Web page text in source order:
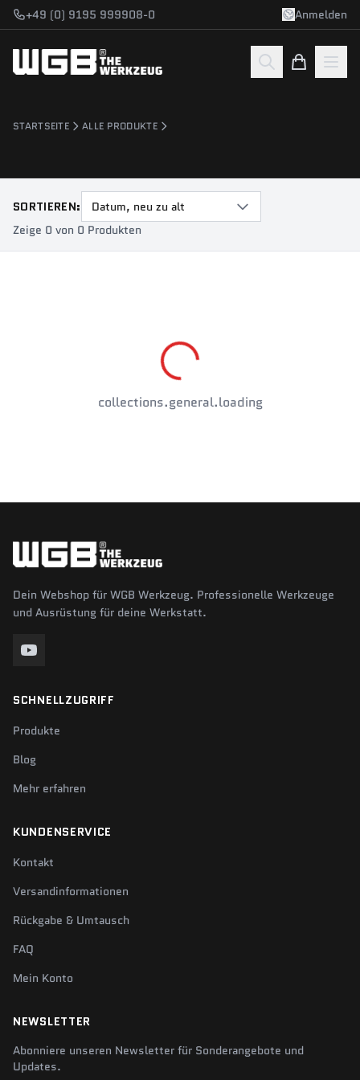
Zum Hauptinhalt springen
+49 (0) 9195 999908-0 Anmelden
STARTSEITE ALLE PRODUKTE
SORTIEREN:
Datum, neu zu alt
Zeige 0 von 0 Produkten
collections.general.loading
Dein Webshop für WGB Werkzeug. Professionelle Werkzeuge
und Ausrüstung für deine Werkstatt.
SCHNELLZUGRIFF
Produkte
Blog
Mehr erfahren
KUNDENSERVICE
Kontakt
Versandinformationen
Rückgabe & Umtausch
FAQ
Mein Konto
NEWSLETTER
Abonniere unseren Newsletter für Sonderangebote und
Updates.